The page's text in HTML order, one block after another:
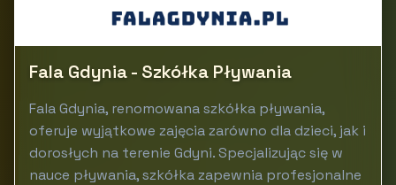
Fala Gdynia - Szkółka Pływania
Fala Gdynia, renomowana szkółka pływania,
oferuje wyjątkowe zajęcia zarówno dla dzieci, jak i
dorosłych na terenie Gdyni. Specjalizując się w
nauce pływania, szkółka zapewnia profesjonalne